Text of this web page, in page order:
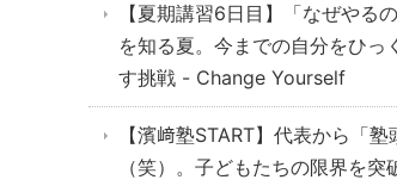
【夏期講習6日目】「なぜやるの
を知る夏。今までの自分をひっ
す挑戦 - Change Yourself
【濱﨑塾START】代表から「塾
（笑）。子どもたちの限界を突